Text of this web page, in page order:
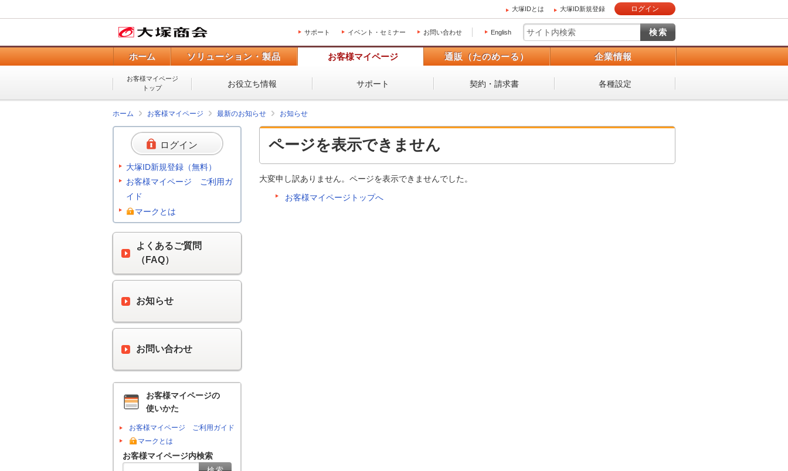
大塚IDとは 大塚ID新規登録 ログイン
サポート イベント・セミナー お問い合わせ English
ホーム ソリューション・製品 お客様マイページ 通販（たのめーる） 企業情報
お客様マイページ
トップ
お役立ち情報 サポート 契約・請求書 各種設定
ホーム お客様マイページ 最新のお知らせ お知らせ
ページを表示できません
大変申し訳ありません。ページを表示できませんでした。
お客様マイページトップへ
ログイン
大塚ID新規登録（無料）
お客様マイページ ご利用ガ
イド
マークとは
よくあるご質問
（FAQ）
お知らせ
お問い合わせ
お客様マイページの
使いかた
お客様マイページ ご利用ガイド
マークとは
お客様マイページ内検索